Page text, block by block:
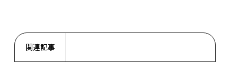
関連記事